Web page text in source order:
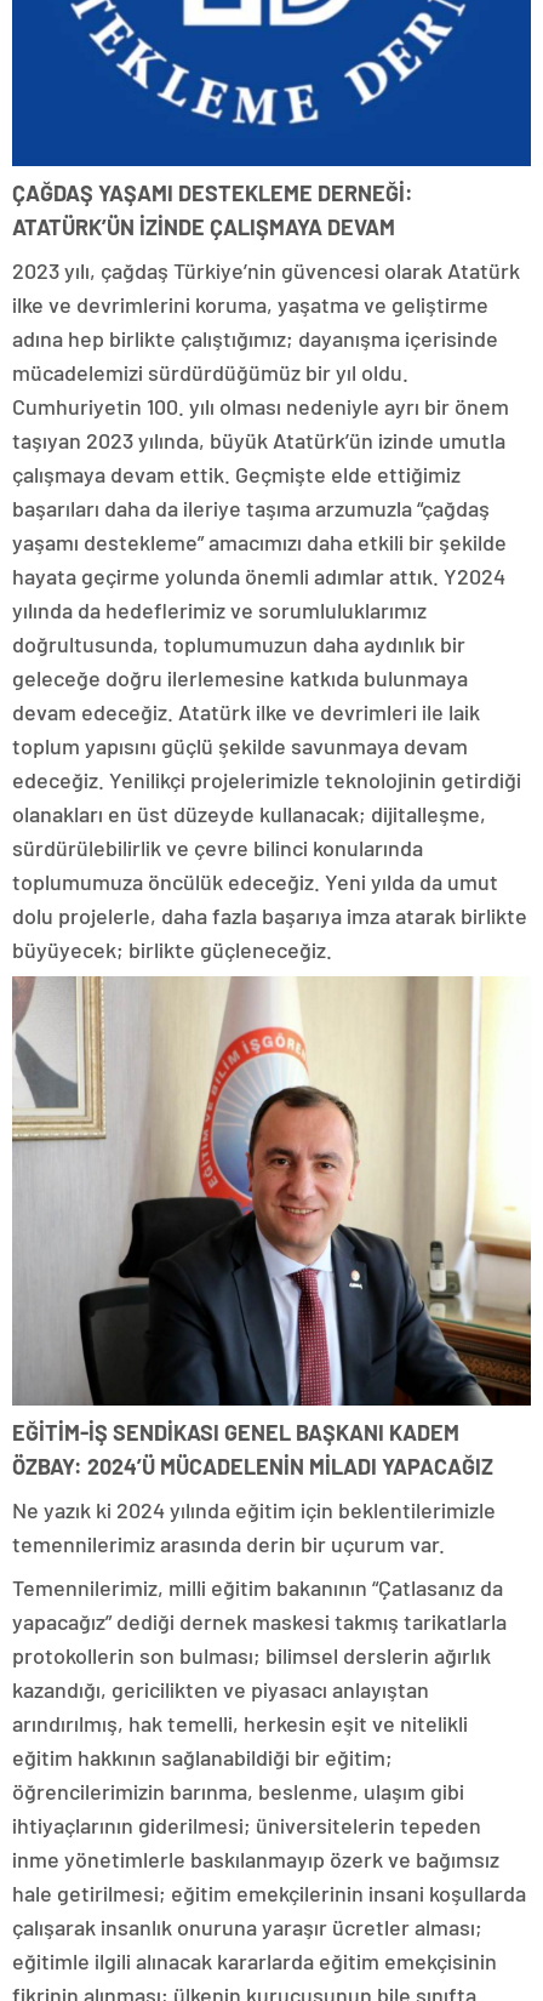
ÇAĞDAŞ YAŞAMI DESTEKLEME DERNEĞİ:
ATATÜRK’ÜN İZİNDE ÇALIŞMAYA DEVAM
2023 yılı, çağdaş Türkiye’nin güvencesi olarak Atatürk
ilke ve devrimlerini koruma, yaşatma ve geliştirme
adına hep birlikte çalıştığımız; dayanışma içerisinde
mücadelemizi sürdürdüğümüz bir yıl oldu.
Cumhuriyetin 100. yılı olması nedeniyle ayrı bir önem
taşıyan 2023 yılında, büyük Atatürk’ün izinde umutla
çalışmaya devam ettik. Geçmişte elde ettiğimiz
başarıları daha da ileriye taşıma arzumuzla “çağdaş
yaşamı destekleme” amacımızı daha etkili bir şekilde
hayata geçirme yolunda önemli adımlar attık. Y2024
yılında da hedeflerimiz ve sorumluluklarımız
doğrultusunda, toplumumuzun daha aydınlık bir
geleceğe doğru ilerlemesine katkıda bulunmaya
devam edeceğiz. Atatürk ilke ve devrimleri ile laik
toplum yapısını güçlü şekilde savunmaya devam
edeceğiz. Yenilikçi projelerimizle teknolojinin getirdiği
olanakları en üst düzeyde kullanacak; dijitalleşme,
sürdürülebilirlik ve çevre bilinci konularında
toplumumuza öncülük edeceğiz. Yeni yılda da umut
dolu projelerle, daha fazla başarıya imza atarak birlikte
büyüyecek; birlikte güçleneceğiz.
EĞİTİM-İŞ SENDİKASI GENEL BAŞKANI KADEM
ÖZBAY: 2024’Ü MÜCADELENİN MİLADI YAPACAĞIZ
Ne yazık ki 2024 yılında eğitim için beklentilerimizle
temennilerimiz arasında derin bir uçurum var.
Temennilerimiz, milli eğitim bakanının “Çatlasanız da
yapacağız” dediği dernek maskesi takmış tarikatlarla
protokollerin son bulması; bilimsel derslerin ağırlık
kazandığı, gericilikten ve piyasacı anlayıştan
arındırılmış, hak temelli, herkesin eşit ve nitelikli
eğitim hakkının sağlanabildiği bir eğitim;
öğrencilerimizin barınma, beslenme, ulaşım gibi
ihtiyaçlarının giderilmesi; üniversitelerin tepeden
inme yönetimlerle baskılanmayıp özerk ve bağımsız
hale getirilmesi; eğitim emekçilerinin insani koşullarda
çalışarak insanlık onuruna yaraşır ücretler alması;
eğitimle ilgili alınacak kararlarda eğitim emekçisinin
fikrinin alınması; ülkenin kurucusunun bile sınıfta